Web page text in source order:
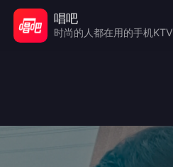
唱吧
时尚的人都在用的手机KTV